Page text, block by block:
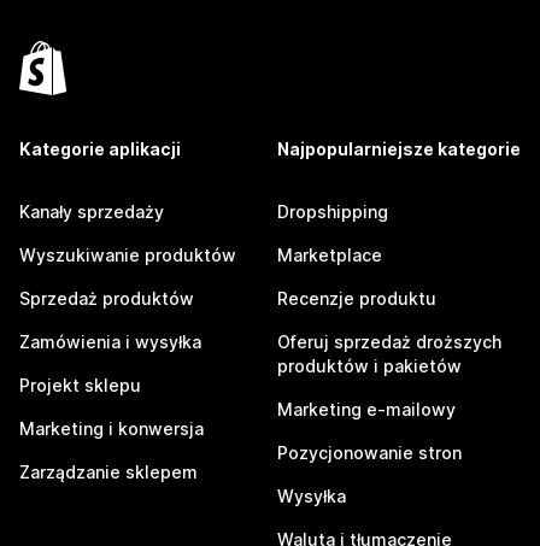
Kategorie aplikacji
Kanały sprzedaży
Wyszukiwanie produktów
Sprzedaż produktów
Zamówienia i wysyłka
Projekt sklepu
Marketing i konwersja
Zarządzanie sklepem
Najpopularniejsze kategorie
Dropshipping
Marketplace
Recenzje produktu
Oferuj sprzedaż droższych
produktów i pakietów
Marketing e-mailowy
Pozycjonowanie stron
Wysyłka
Waluta i tłumaczenie